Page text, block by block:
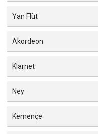
Yan Flüt
Akordeon
Klarnet
Ney
Kemençe